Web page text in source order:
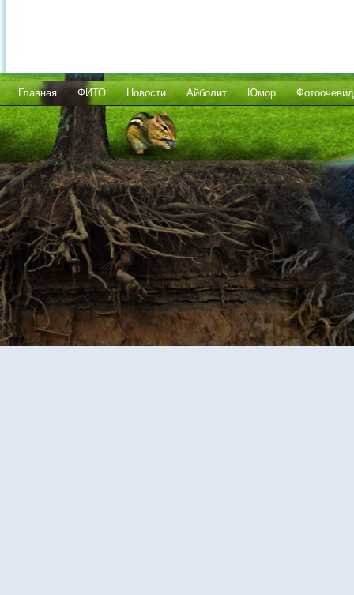
Главная ФИТО Новости Айболит Юмор